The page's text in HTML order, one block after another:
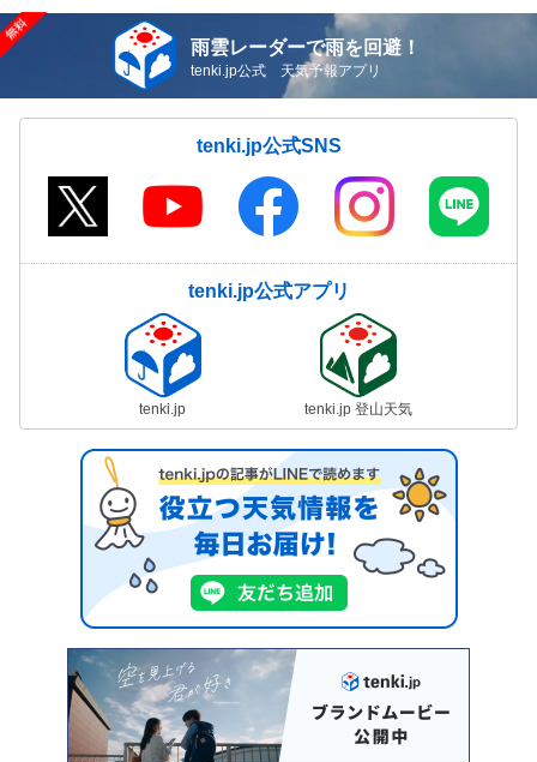
雨雲レーダーで雨を回避！
tenki.jp公式 天気予報アプリ
tenki.jp公式SNS
tenki.jp公式アプリ
tenki.jp tenki.jp 登山天気